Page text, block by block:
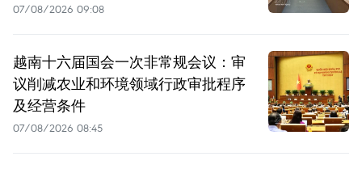
07/08/2026 09:08
越南十六届国会一次非常规会议：审
议削减农业和环境领域行政审批程序
及经营条件
07/08/2026 08:45